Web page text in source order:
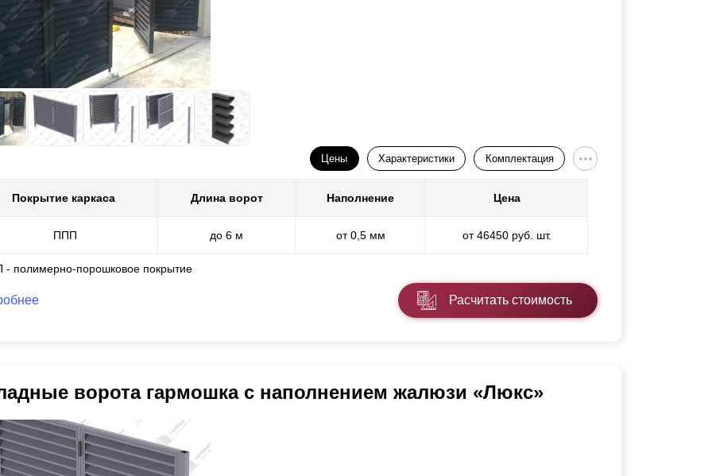
Цены Характеристики Комплектация
Покрытие каркаса Длина ворот Наполнение Цена
ППП до 6 м от 0,5 мм от 46450 руб. шт.
- полимерно-порошковое покрытие
Расчитать стоимость
ворота гармошка с наполнением жалюзи «Люкс»